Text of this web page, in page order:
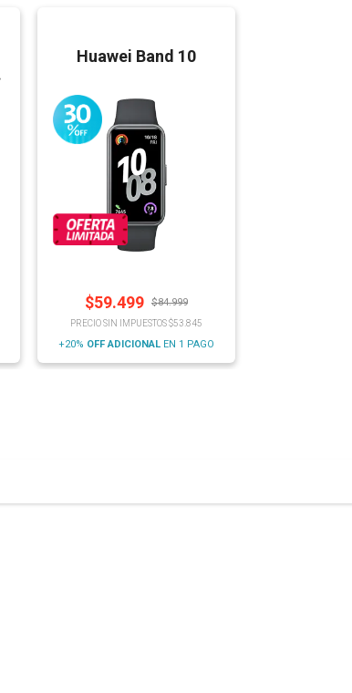
Huawei Band 10
$59.499 $84.999
PRECIO SIN IMPUESTOS $53.845
+20% OFF ADICIONAL EN 1 PAGO